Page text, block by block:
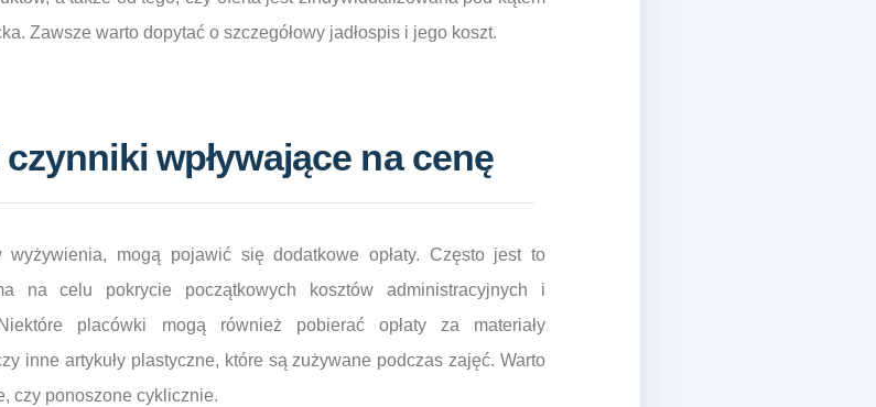
Zawsze warto dopytać o szczegółowy jadłospis i jego koszt.
wpływające na cenę
mogą pojawić się dodatkowe opłaty. Często jest to
na celu pokrycie początkowych kosztów administracyjnych i
placówki mogą również pobierać opłaty za materiały
inne artykuły plastyczne, które są zużywane podczas zajęć. Warto
czy ponoszone cyklicznie.